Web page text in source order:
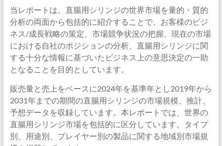
当レポートは、直腸用シリンジの世界市場を量的・質的
分析の両面から包括的に紹介することで、お客様のビジ
ネス/成長戦略の策定、市場競争状況の把握、現在の市場
における自社のポジションの分析、直腸用シリンジに関
する十分な情報に基づいたビジネス上の意思決定の一助
となることを目的としています。
販売量と売上をベースに2024年を基準年とし2019年から
2031年までの期間の直腸用シリンジの市場規模、推計、
予想データを収録しています。本レポートでは、世界の
直腸用シリンジ市場を包括的に区分しています。タイプ
別、用途別、プレイヤー別の製品に関する地域別市場規